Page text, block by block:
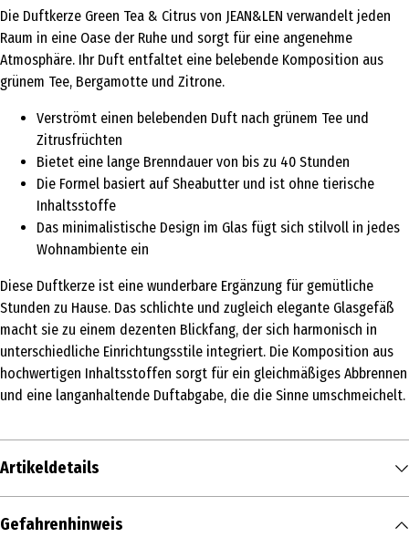
Die Duftkerze Green Tea & Citrus von JEAN&LEN verwandelt jeden
Raum in eine Oase der Ruhe und sorgt für eine angenehme
Atmosphäre. Ihr Duft entfaltet eine belebende Komposition aus
grünem Tee, Bergamotte und Zitrone.
Verströmt einen belebenden Duft nach grünem Tee und
Zitrusfrüchten
Bietet eine lange Brenndauer von bis zu 40 Stunden
Die Formel basiert auf Sheabutter und ist ohne tierische
Inhaltsstoffe
Das minimalistische Design im Glas fügt sich stilvoll in jedes
Wohnambiente ein
Diese Duftkerze ist eine wunderbare Ergänzung für gemütliche
Stunden zu Hause. Das schlichte und zugleich elegante Glasgefäß
macht sie zu einem dezenten Blickfang, der sich harmonisch in
unterschiedliche Einrichtungsstile integriert. Die Komposition aus
hochwertigen Inhaltsstoffen sorgt für ein gleichmäßiges Abbrennen
und eine langanhaltende Duftabgabe, die die Sinne umschmeichelt.
Artikeldetails
Inhalt
Gefahrenhinweis